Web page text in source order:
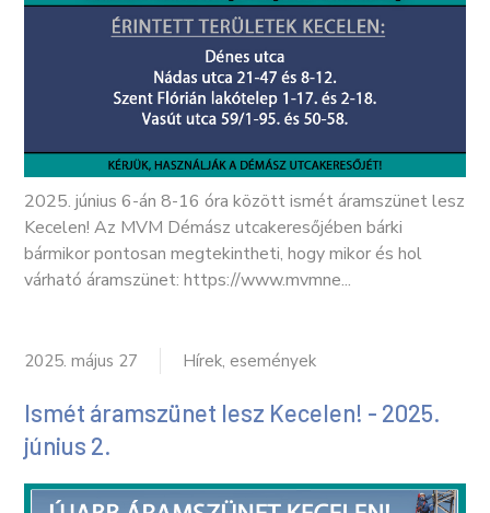
2025. június 6-án 8-16 óra között ismét áramszünet lesz
Kecelen! Az MVM Démász utcakeresőjében bárki
bármikor pontosan megtekintheti, hogy mikor és hol
várható áramszünet: https://www.mvmne...
2025. május 27 Hírek, események
Ismét áramszünet lesz Kecelen! - 2025.
június 2.